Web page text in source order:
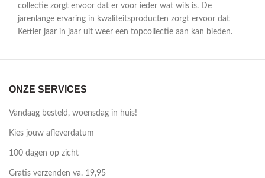
collectie zorgt ervoor dat er voor ieder wat wils is. De
jarenlange ervaring in kwaliteitsproducten zorgt ervoor dat
Kettler jaar in jaar uit weer een topcollectie aan kan bieden.
ONZE SERVICES
Vandaag besteld, woensdag in huis!
Kies jouw afleverdatum
100 dagen op zicht
Gratis verzenden va. 19,95